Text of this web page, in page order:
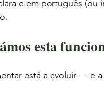
e em português
esta
está a evoluir — e